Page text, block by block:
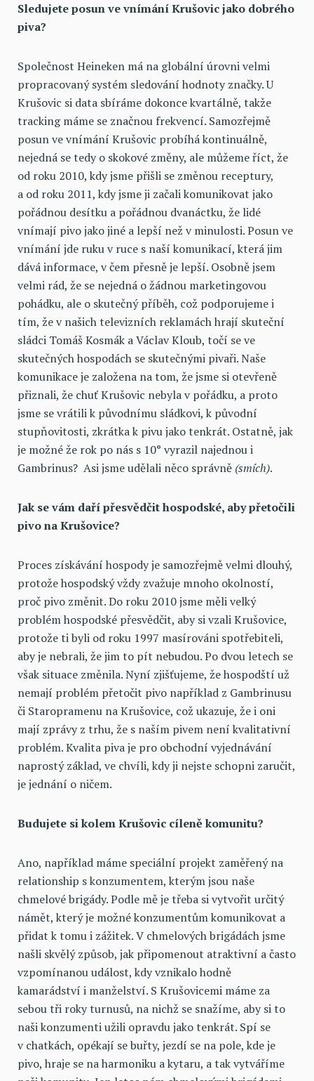
Sledujete posun ve vnímání Krušovic jako dobrého
piva?
Společnost Heineken má na globální úrovni velmi
propracovaný systém sledování hodnoty značky. U
Krušovic si data sbíráme dokonce kvartálně, takže
tracking máme se značnou frekvencí. Samozřejmě
posun ve vnímání Krušovic probíhá kontinuálně,
nejedná se tedy o skokové změny, ale můžeme říct, že
od roku 2010, kdy jsme přišli se změnou receptury,
a od roku 2011, kdy jsme ji začali komunikovat jako
pořádnou desítku a pořádnou dvanáctku, že lidé
vnímají pivo jako jiné a lepší než v minulosti. Posun ve
vnímání jde ruku v ruce s naší komunikací, která jim
dává informace, v čem přesně je lepší. Osobně jsem
velmi rád, že se nejedná o žádnou marketingovou
pohádku, ale o skutečný příběh, což podporujeme i
tím, že v našich televizních reklamách hrají skuteční
sládci Tomáš Kosmák a Václav Kloub, točí se ve
skutečných hospodách se skutečnými pivaři. Naše
komunikace je založena na tom, že jsme si otevřeně
přiznali, že chuť Krušovic nebyla v pořádku, a proto
jsme se vrátili k původnímu sládkovi, k původní
stupňovitosti, zkrátka k pivu jako tenkrát. Ostatně, jak
je možné že rok po nás s 10° vyrazil najednou i
Gambrinus? Asi jsme udělali něco správně (smích).
Jak se vám daří přesvědčit hospodské, aby přetočili
pivo na Krušovice?
Proces získávání hospody je samozřejmě velmi dlouhý,
protože hospodský vždy zvažuje mnoho okolností,
proč pivo změnit. Do roku 2010 jsme měli velký
problém hospodské přesvědčit, aby si vzali Krušovice,
protože ti byli od roku 1997 masírováni spotřebiteli,
aby je nebrali, že jim to pít nebudou. Po dvou letech se
však situace změnila. Nyní zjišťujeme, že hospodští už
nemají problém přetočit pivo například z Gambrinusu
či Staropramenu na Krušovice, což ukazuje, že i oni
mají zprávy z trhu, že s naším pivem není kvalitativní
problém. Kvalita piva je pro obchodní vyjednávání
naprostý základ, ve chvíli, kdy ji nejste schopni zaručit,
je jednání o ničem.
Budujete si kolem Krušovic cíleně komunitu?
Ano, například máme speciální projekt zaměřený na
relationship s konzumentem, kterým jsou naše
chmelové brigády. Podle mě je třeba si vytvořit určitý
námět, který je možné konzumentům komunikovat a
přidat k tomu i zážitek. V chmelových brigádách jsme
našli skvělý způsob, jak připomenout atraktivní a často
vzpomínanou událost, kdy vznikalo hodně
kamarádství i manželství. S Krušovicemi máme za
sebou tři roky turnusů, na nichž se snažíme, aby si to
naši konzumenti užili opravdu jako tenkrát. Spí se
v chatkách, opékají se buřty, jezdí se na pole, kde je
pivo, hraje se na harmoniku a kytaru, a tak vytváříme